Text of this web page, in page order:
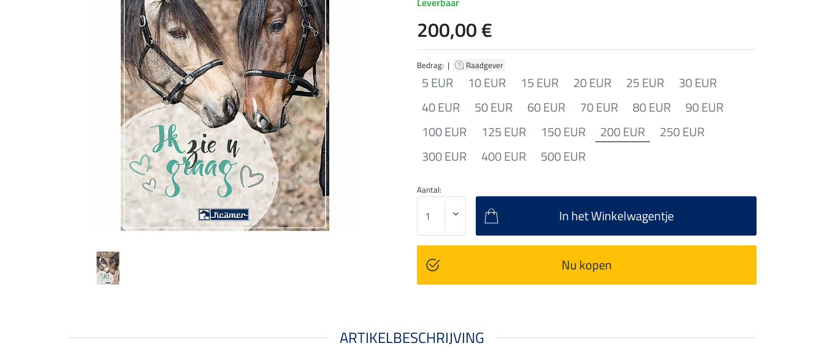
Bedrag: | Raadgever
5 EUR 10 EUR 15 EUR 20 EUR 25 EUR
30 EUR
40 EUR
50 EUR 60 EUR 70 EUR 80 EUR
90 EUR
100 EUR
125 EUR 150 EUR 200 EUR
250 EUR
300 EUR
400 EUR 500 EUR
200,00 €
Aantal:
In het Winkelwagentje
Nu kopen
ARTIKELBESCHRIJVING